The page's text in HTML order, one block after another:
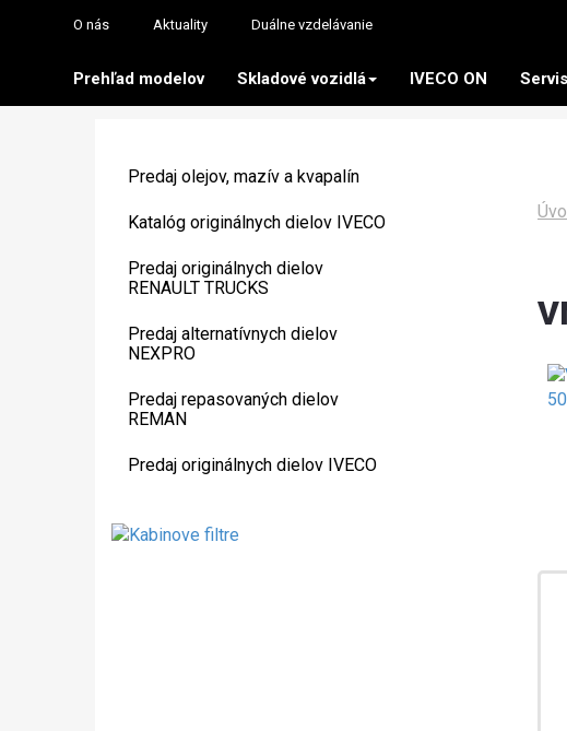
O nás Aktuality Duálne vzdelávanie
Prehľad modelov Skladové vozidlá IVECO ON Servis
Predaj olejov, mazív a kvapalín
Katalóg originálnych dielov IVECO
Predaj originálnych dielov
RENAULT TRUCKS
Predaj alternatívnych dielov
NEXPRO
Predaj repasovaných dielov
REMAN
Predaj originálnych dielov IVECO